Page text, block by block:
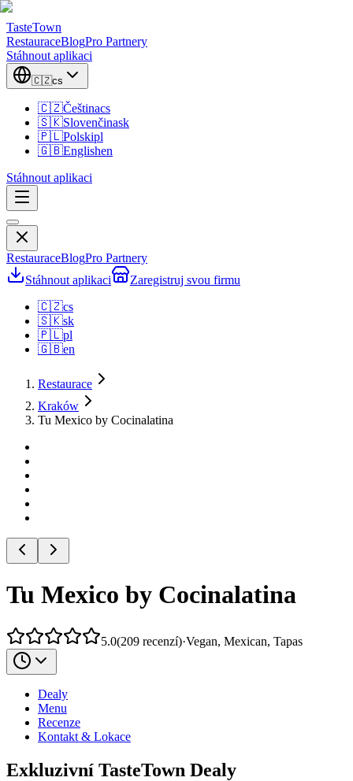
TasteTown
RestauraceBlogPro Partnery
Stáhnout aplikaci
🇨🇿cs
🇨🇿Češtinacs
🇸🇰Slovenčinask
🇵🇱Polskipl
🇬🇧Englishen
Stáhnout aplikaci
RestauraceBlogPro Partnery
Stáhnout aplikaci
Zaregistruj svou firmu
🇨🇿cs
🇸🇰sk
🇵🇱pl
🇬🇧en
Restaurace
Kraków
Tu Mexico by Cocinalatina
Tu Mexico by Cocinalatina
5.0(209 recenzí)·Vegan, Mexican, Tapas
Dealy
Menu
Recenze
Kontakt & Lokace
Exkluzivní TasteTown Dealy